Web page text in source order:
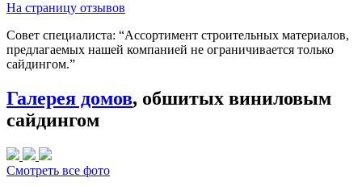
На страницу отзывов
Совет специалиста: “Ассортимент строительных материалов,
предлагаемых нашей компанией не ограничивается только
сайдингом.”
Галерея домов, обшитых виниловым
сайдингом
Смотреть все фото